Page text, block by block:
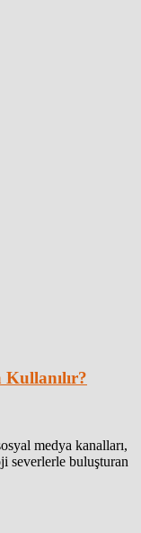
medya kanalları,
severlerle buluşturan